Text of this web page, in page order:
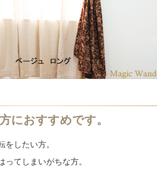
をしたい方。
ってしまいがちな方。